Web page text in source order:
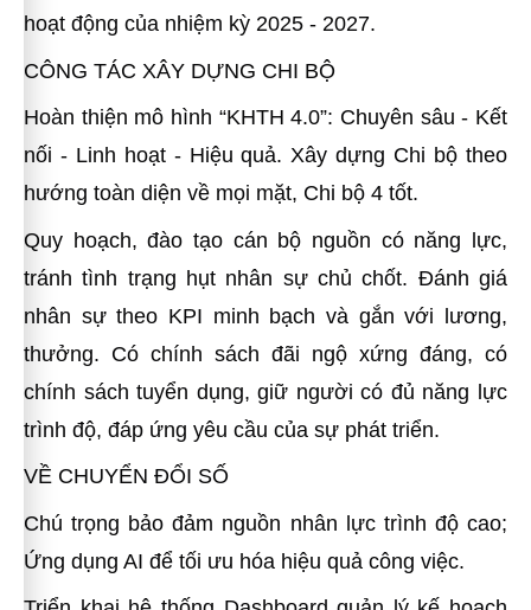
hoạt động của nhiệm kỳ 2025 - 2027.
CÔNG TÁC XÂY DỰNG CHI BỘ
Hoàn thiện mô hình “KHTH 4.0”: Chuyên sâu - Kết
nối - Linh hoạt - Hiệu quả. Xây dựng Chi bộ theo
hướng toàn diện về mọi mặt, Chi bộ 4 tốt.
Quy hoạch, đào tạo cán bộ nguồn có năng lực,
tránh tình trạng hụt nhân sự chủ chốt. Đánh giá
nhân sự theo KPI minh bạch và gắn với lương,
thưởng. Có chính sách đãi ngộ xứng đáng, có
chính sách tuyển dụng, giữ người có đủ năng lực
trình độ, đáp ứng yêu cầu của sự phát triển.
VỀ CHUYỂN ĐỔI SỐ
Chú trọng bảo đảm nguồn nhân lực trình độ cao;
Ứng dụng AI để tối ưu hóa hiệu quả công việc.